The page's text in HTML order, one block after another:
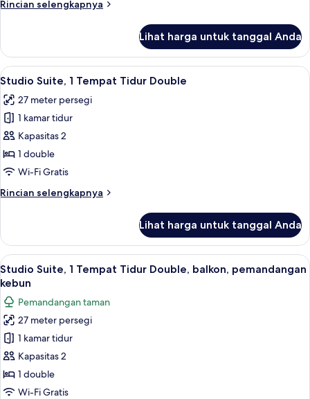
Rincian selengkapnya
Rincian
Apartemen
Lihat harga untuk tanggal Anda
Lihat
semua
foto
untuk
Studio
Suite,
1
Tidur
Studio Suite, 1 Tempat Tidur Double
6
Studio Suite, 1 Tempat Tidur Double
27 meter persegi
1 kamar tidur
Kapasitas 2
1 double
Wi-Fi Gratis
Rincian selengkapnya
Rincian
Studio
Suite,
1
Tempat
Double
Lihat harga untuk tanggal Anda
Lihat
semua
foto
untuk
Studio
Suite,
1
Tempat
Tidur
Studio Suite, 1 Tempat Tidur
15
Studio Suite, 1 Tempat Tidur Double, balkon, pemandangan
kebun
Pemandangan taman
27 meter persegi
1 kamar tidur
Kapasitas 2
1 double
Wi-Fi Gratis